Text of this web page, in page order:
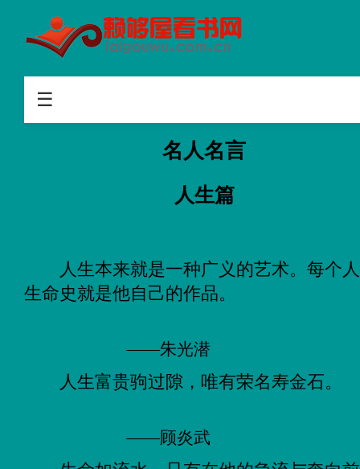
☰
首页
浮世手记
名人名言
名人名言
人生篇
人生本来就是一种广义的艺术。每个
生命史就是他自己的作品。
——朱光潜
人生富贵驹过隙，唯有荣名寿金石。
——顾炎武